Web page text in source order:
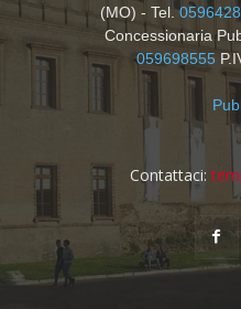
(MO) - Tel.
Concessionaria
059698555
Contattaci: